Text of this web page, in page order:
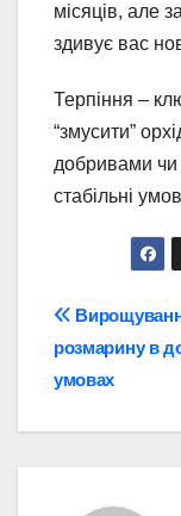
місяців, але
здивує вас
Терпіння –
“змусити”
добривами чи
стабільні
записів
розмарину в
умовах